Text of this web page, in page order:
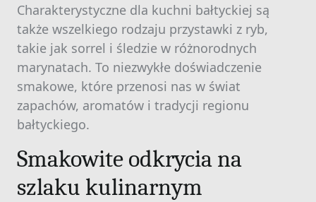
Charakterystyczne dla kuchni bałtyckiej są
także wszelkiego rodzaju przystawki z ryb,
takie jak sorrel i śledzie w różnorodnych
marynatach. To niezwykłe doświadczenie
smakowe, które przenosi nas w świat
zapachów, aromatów i tradycji regionu
bałtyckiego.
Smakowite odkrycia na
szlaku kulinarnym